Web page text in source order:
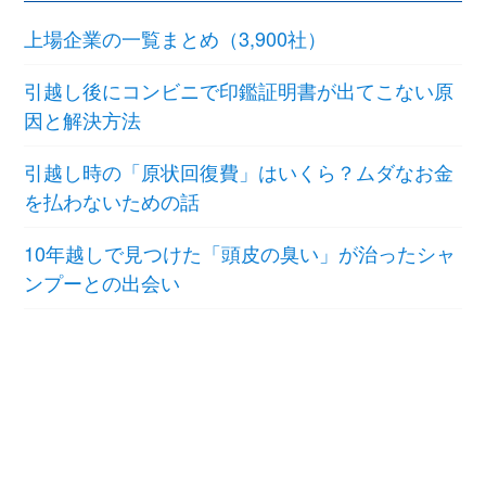
上場企業の一覧まとめ（3,900社）
引越し後にコンビニで印鑑証明書が出てこない原
因と解決方法
引越し時の「原状回復費」はいくら？ムダなお金
を払わないための話
10年越しで見つけた「頭皮の臭い」が治ったシャ
ンプーとの出会い